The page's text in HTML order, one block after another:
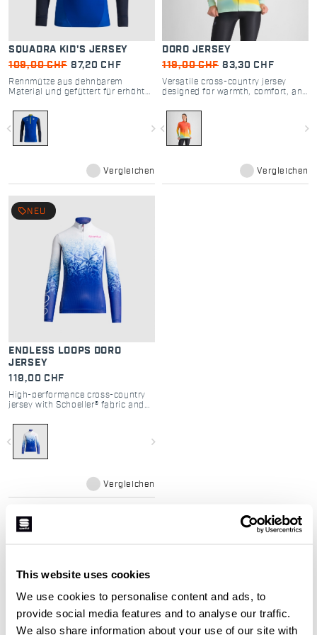
This website uses cookies
We use cookies to personalise content and ads, to
provide social media features and to analyse our traffic.
We also share information about your use of our site with
SQUADRA KID'S JERSEY
109,00 CHF 87,20 CHF
Rennmütze aus dehnbarem
Material und gefüttert für erhöhten
niedrigen Temperaturen getragen
werden kann.
navigate_before navigate_next
Vergleichen
DORO JERSEY
119,00 CHF 83,30 CHF
Versatile cross-country jersey
designed for warmth, comfort, and
navigate_before navigate_next
Vergleichen
ENDLESS LOOPS DORO
JERSEY
119,00 CHF
High-performance cross-country
jersey with Schoeller® fabric and
navigate_before navigate_next
local_offer NEU
Vergleichen
Schnee und Ski: